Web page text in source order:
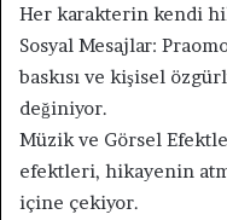
Her karakterin kendi
Sosyal Mesajlar:
baskısı ve kişisel
değiniyor.
Müzik ve Görsel
efektleri, hikayenin
içine çekiyor.